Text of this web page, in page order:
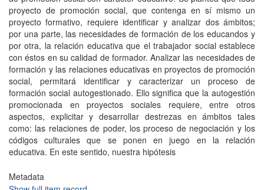
proyecto de promoción social, que contenga en sí mismo un
proyecto formativo, requiere identificar y analizar dos ámbitos;
por una parte, las necesidades de formación de los educandos y
por otra, la relación educativa que el trabajador social establece
con éstos en su calidad de formador. Analizar las necesidades de
formación y las relaciones educativas en proyectos de promoción
social, permitará identificar y caracterizar un proceso de
formación social autogestionado. Ello significa que la autogestión
promocionada en proyectos sociales requiere, entre otros
aspectos, explicitar y desarrollar destrezas en ámbitos tales
como: las relaciones de poder, los proceso de negociación y los
códigos culturales que se ponen en juego en la relación
educativa. En este sentido, nuestra hipótesis
Metadata